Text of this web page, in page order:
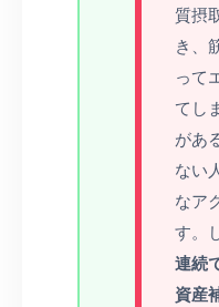
質摂
き、
って
てし
があ
ない
なア
す。
連続
資産